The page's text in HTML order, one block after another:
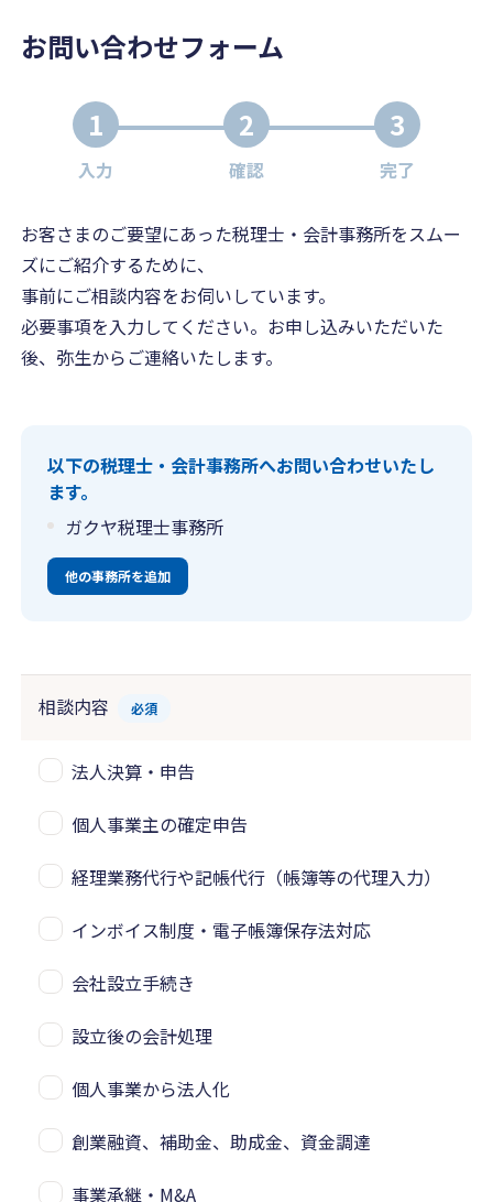
お問い合わせフォーム
1
入力
2
確認
3
完了
お客さまのご要望にあった税理士・会計事務所をスムー
ズにご紹介するために、
事前にご相談内容をお伺いしています。
必要事項を入力してください。お申し込みいただいた
後、弥生からご連絡いたします。
以下の税理士・会計事務所へお問い合わせいたし
ます。
ガクヤ税理士事務所
他の事務所を追加
相談内容 必須
法人決算・申告
個人事業主の確定申告
経理業務代行や記帳代行（帳簿等の代理入力）
インボイス制度・電子帳簿保存法対応
会社設立手続き
設立後の会計処理
個人事業から法人化
創業融資、補助金、助成金、資金調達
事業承継・M&A